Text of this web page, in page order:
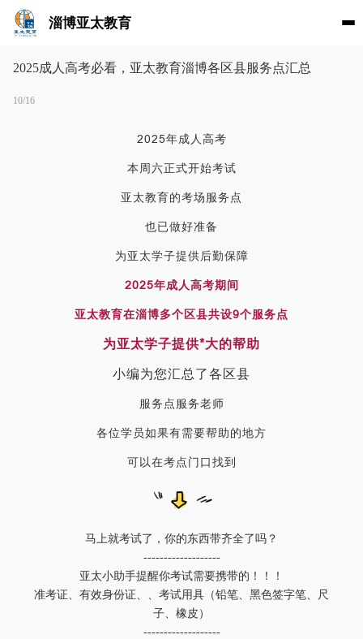
淄博亚太教育
2025成人高考必看，亚太教育淄博各区县服务点汇总
10/16
2025年成人高考
本周六正式开始考试
亚太教育的考场服务点
也已做好准备
为亚太学子提供后勤保障
2025年成人高考期间
亚太教育在淄博多个区县共设9个服务点
为亚太学子提供*大的帮助
小编为您汇总了各区县
服务点服务老师
各位学员如果有需要帮助的地方
可以在考点门口找到
马上就考试了，你的东西带齐全了吗？
-------------------
亚太小助手提醒你考试需要携带的！！！
准考证、有效身份证、、考试用具（铅笔、黑色签字笔、尺
子、橡皮）
-------------------